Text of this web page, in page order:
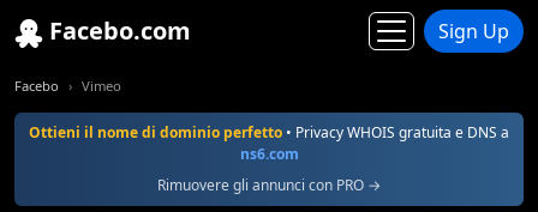
Facebo.com Sign Up
Facebo Vimeo
Ottieni il nome di dominio perfetto • Privacy WHOIS gratuita e DNS a
ns6.com
Rimuovere gli annunci con PRO →